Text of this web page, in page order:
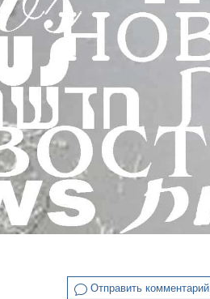
Отправить комментарий